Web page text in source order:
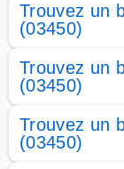
Trouvez un
(03450)
Trouvez un
(03450)
Trouvez un
(03450)